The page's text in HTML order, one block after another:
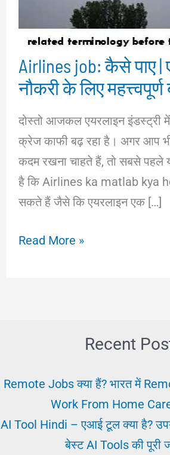
Airlines job: कैसे पाए |
नौकरी के लिए महत्त्वपूर्ण
दोस्तो आजकल एयरलाइन इंडस्ट्री
क्रेज काफी बढ़ रहा है। अगर आप
कदम रखना चाहते हैं, तो सबसे पहले
है कि Airlines ka matlab kya
सकते हैं जैसे कि एयरलाइन एक […]
Airlines
नौकरी
लिए
Read More »
Recent
Remote Jobs क्या हैं? भारत में
Work From Home
AI Tool Hindi – एआई टूल क्या है?
बेस्ट AI Tools की पूरी